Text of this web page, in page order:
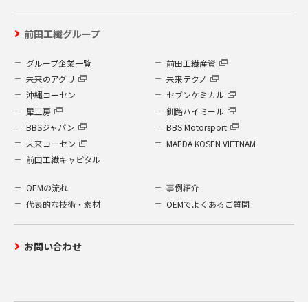
前田工繊グループ
グループ企業一覧
前田工繊産資
未来のアグリ
未来テクノ
沖縄コーセン
セブンケミカル
犀工房
釧路ハイミール
BBSジャパン
BBS Motorsport
未来コーセン
MAEDA KOSEN VIETNAM
前田工繊キャピタル
OEMの流れ
事例紹介
代表的な技術・素材
OEMでよくあるご質問
お問い合わせ